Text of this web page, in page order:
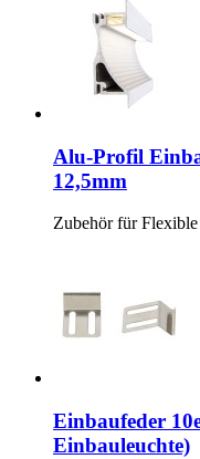
Alu-Profil
12,5mm
Zubehör für
Einbaufeder
Einbauleuchte)